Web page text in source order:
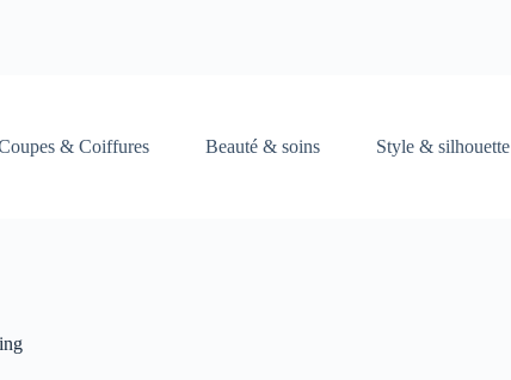
& Coiffures Beauté & soins Style & silhouette